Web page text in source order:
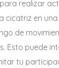
realizar
cicatriz en
de
Esto puede
tu